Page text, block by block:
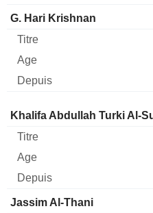
G. Hari Krishnan
Administrateur Titre Age
Khalifa Abdullah Turki Al-
Jassim Al-Thani